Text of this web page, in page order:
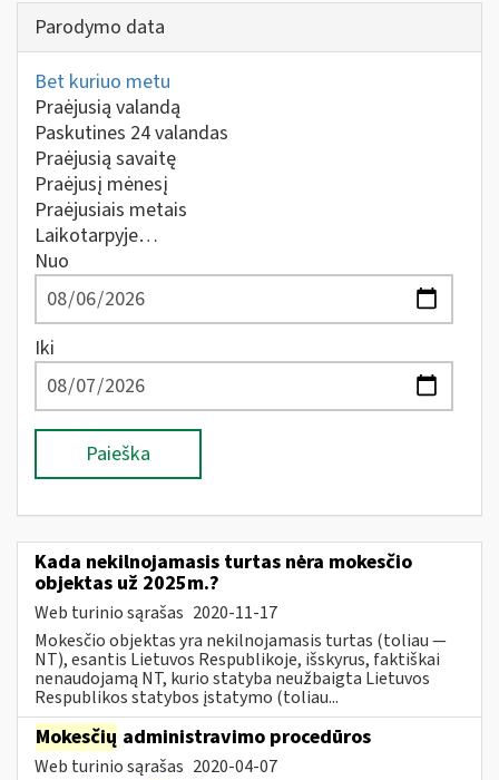
Parodymo data
Bet kuriuo metu
Praėjusią valandą
Paskutines 24 valandas
Praėjusią savaitę
Praėjusį mėnesį
Praėjusiais metais
Laikotarpyje…
Nuo
Iki
Paieška
Kada nekilnojamasis turtas nėra mokesčio
objektas už 2025m.?
Web turinio sąrašas 2020-11-17
Mokesčio objektas yra nekilnojamasis turtas (toliau ―
NT), esantis Lietuvos Respublikoje, išskyrus, faktiškai
nenaudojamą NT, kurio statyba neužbaigta Lietuvos
Respublikos statybos įstatymo (toliau...
Mokesčių administravimo procedūros
Web turinio sąrašas 2020-04-07